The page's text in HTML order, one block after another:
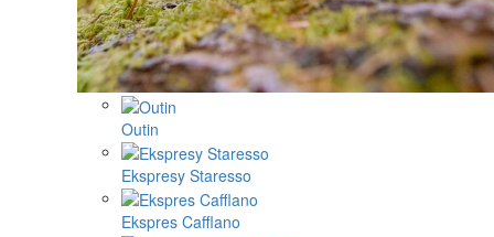
Outin
Ekspresy Staresso
Ekspres Cafflano